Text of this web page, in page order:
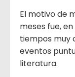
El motivo de
meses fue,
tiempos muy
eventos
literatura.